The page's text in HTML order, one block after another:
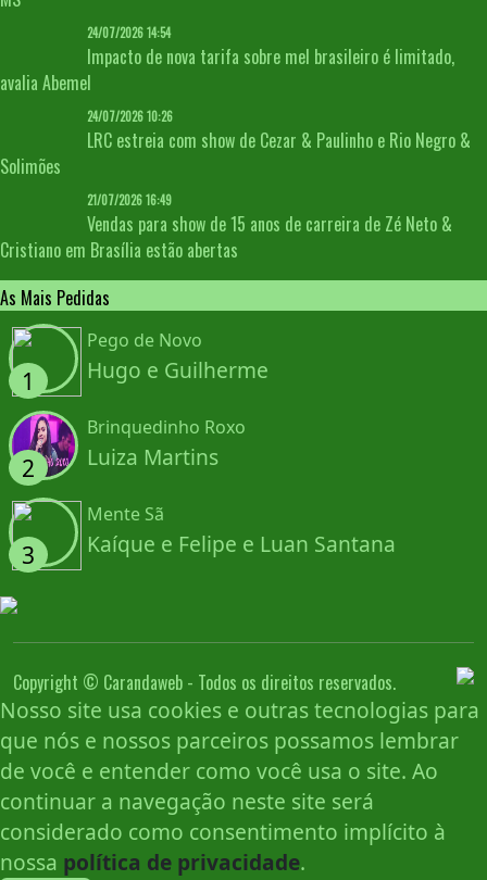
24/07/2026 14:54
Impacto de nova tarifa sobre mel brasileiro é limitado,
avalia Abemel
24/07/2026 10:26
LRC estreia com show de Cezar & Paulinho e Rio Negro &
Solimões
21/07/2026 16:49
Vendas para show de 15 anos de carreira de Zé Neto &
Cristiano em Brasília estão abertas
As Mais Pedidas
1
Pego de Novo
Hugo e Guilherme
2
Brinquedinho Roxo
Luiza Martins
3
Mente Sã
Kaíque e Felipe e Luan Santana
Copyright © Carandaweb - Todos os direitos reservados.
Nosso site usa cookies e outras tecnologias para
que nós e nossos parceiros possamos lembrar
de você e entender como você usa o site. Ao
continuar a navegação neste site será
considerado como consentimento implícito à
nossa política de privacidade.